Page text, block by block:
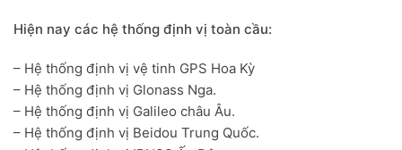
Hiện nay các hệ thống định vị toàn cầu:
– Hệ thống định vị vệ tinh GPS Hoa Kỳ
– Hệ thống định vị Glonass Nga.
– Hệ thống định vị Galileo châu Âu.
– Hệ thống định vị Beidou Trung Quốc.